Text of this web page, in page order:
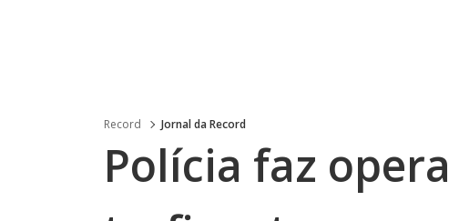
Record Jornal da Record
Polícia faz